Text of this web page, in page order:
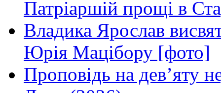
Патріаршій прощі в
Владика Ярослав
Юрія Мацібору [фото]
Проповідь на дев’яту